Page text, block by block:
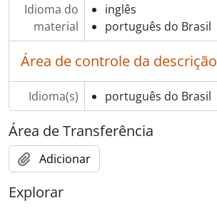
Idioma do
material
inglês
português do Brasil
Área de controle da descrição
Idioma(s) português do Brasil
Área de Transferência
Adicionar
Explorar